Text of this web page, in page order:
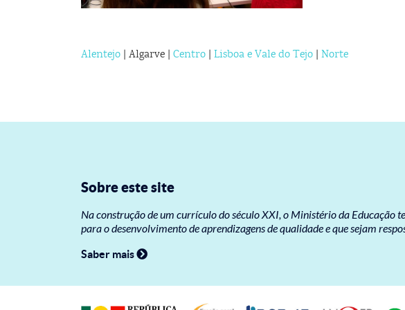
Alentejo | Algarve | Centro | Lisboa e Vale do Tejo | Norte
Sobre este site
Na construção de um currículo do século XXI, o Ministério da Educação
para o desenvolvimento de aprendizagens de qualidade e que sejam
Saber mais